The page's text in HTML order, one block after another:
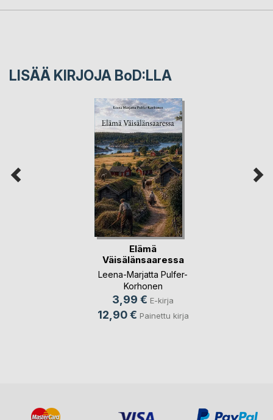
LISÄÄ KIRJOJA BoD:LLA
Elämä
Väisälänsaaressa
Leena-Marjatta Pulfer-
Korhonen
3,99 € E-kirja
12,90 € Painettu kirja